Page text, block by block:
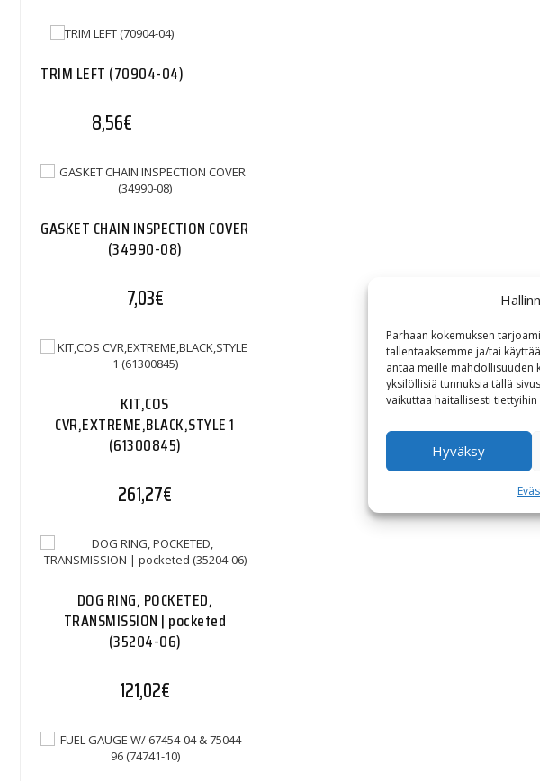
Parhaan kokemuksen
tallentaaksemme ja/tai
antaa meille mahdollisuuden
yksilöllisiä tunnuksia tällä
vaikuttaa haitallisesti
Hyväksy
TRIM LEFT (70904-04)
8,56€
GASKET CHAIN INSPECTION COVER
(34990-08)
7,03€
KIT,COS
CVR,EXTREME,BLACK,STYLE 1
(61300845)
261,27€
DOG RING, POCKETED,
TRANSMISSION | pocketed
(35204-06)
121,02€